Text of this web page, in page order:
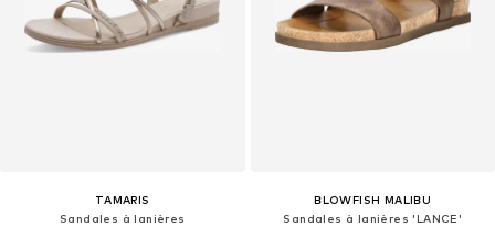
TAMARIS
Sandales à lanières
BLOWFISH MALIBU
Sandales à lanières 'LANCE'